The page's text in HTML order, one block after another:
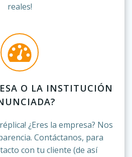
reales!
O LA INSTITUCIÓN
¿Eres la empresa? Nos
Contáctanos, para
con tu cliente (de así